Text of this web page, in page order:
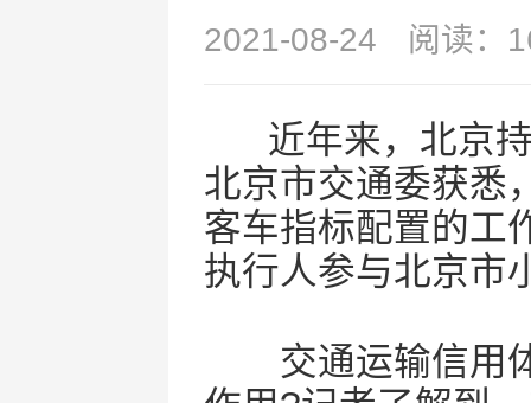
2021-08-24 阅读：
近年来，北京持
北京市交通委获悉
客车指标配置的工
执行人参与北京市
交通运输信用体